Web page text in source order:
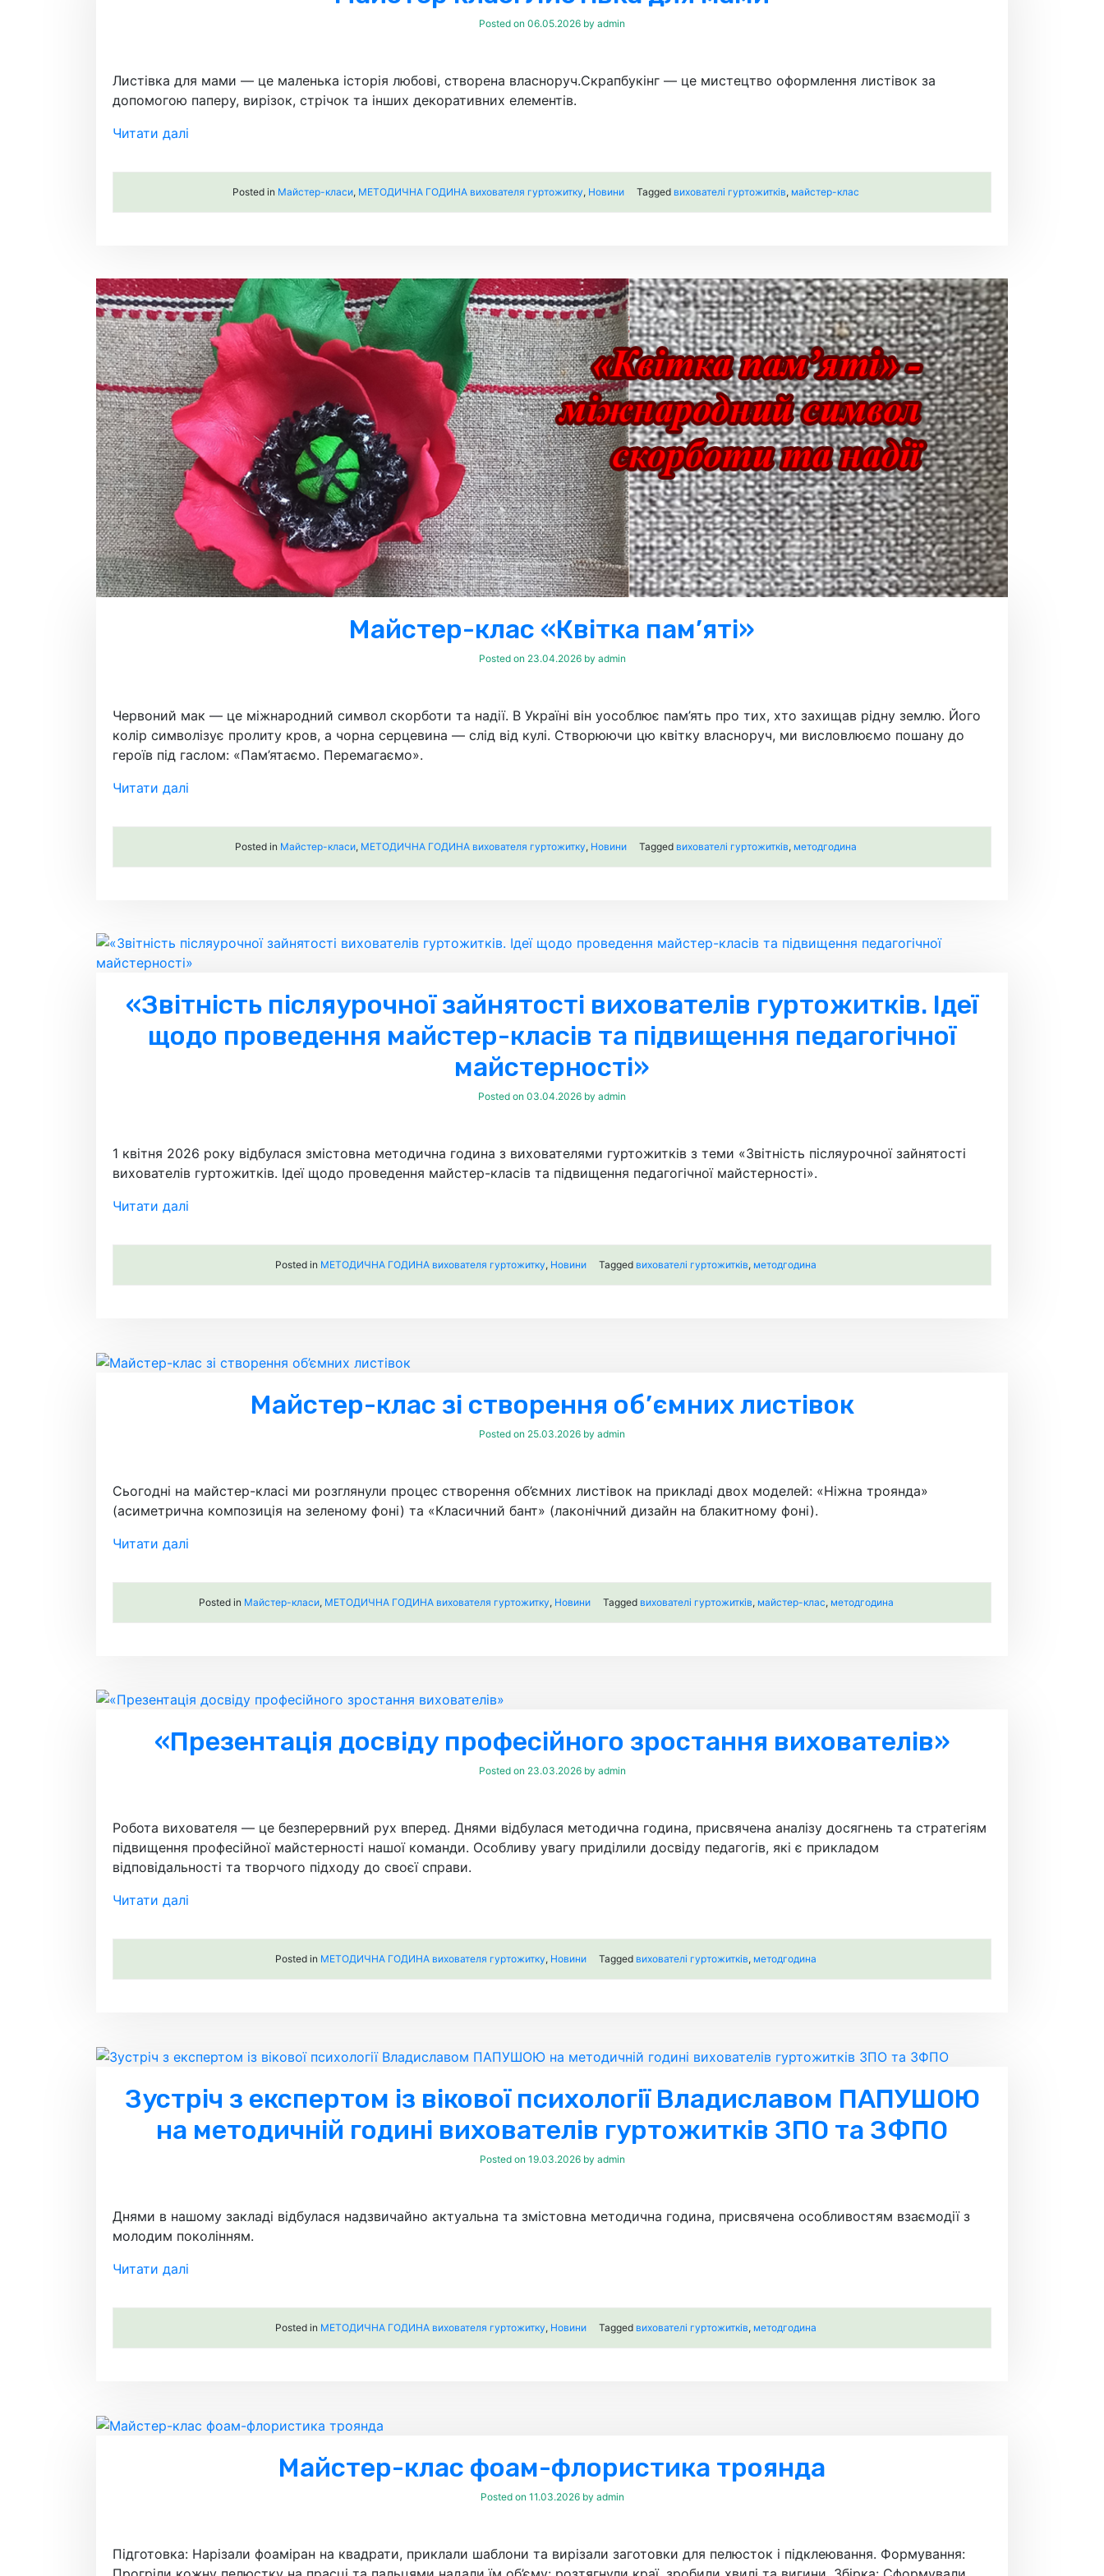
Posted on 06.05.2026 by admin
Листівка для мами — це маленька історія любові, створена власноруч.Скрапбукінг — це мистецтво оформлення листівок за
допомогою паперу, вирізок, стрічок та інших декоративних елементів.
Читати далі
Posted in Майстер-класи, МЕТОДИЧНА ГОДИНА вихователя гуртожитку, Новини Tagged вихователі гуртожитків, майстер-клас
Майстер-клас «Квітка пам’яті»
Posted on 23.04.2026by admin
Червоний мак — це міжнародний символ скорботи та надії. В Україні він уособлює пам’ять про тих, хто захищав рідну землю. Його
колір символізує пролиту кров, а чорна серцевина — слід від кулі. Створюючи цю квітку власноруч, ми висловлюємо пошану до
героїв під гаслом: «Пам’ятаємо. Перемагаємо».
Читати далі
Posted in Майстер-класи, МЕТОДИЧНА ГОДИНА вихователя гуртожитку, Новини Tagged вихователі гуртожитків, методгодина
«Звітність післяурочної зайнятості вихователів гуртожитків. Ідеї
щодо проведення майстер-класів та підвищення педагогічної
майстерності»
Posted on 03.04.2026 by admin
1 квітня 2026 року відбулася змістовна методична година з вихователями гуртожитків з теми «Звітність післяурочної зайнятості
вихователів гуртожитків. Ідеї щодо проведення майстер-класів та підвищення педагогічної майстерності».
Читати далі
Posted in МЕТОДИЧНА ГОДИНА вихователя гуртожитку, Новини Tagged вихователі гуртожитків, методгодина
Майстер-клас зі створення об’ємних листівок
Posted on 25.03.2026 by admin
Сьогодні на майстер-класі ми розглянули процес створення об’ємних листівок на прикладі двох моделей: «Ніжна троянда»
(асиметрична композиція на зеленому фоні) та «Класичний бант» (лаконічний дизайн на блакитному фоні).
Читати далі
Posted in Майстер-класи, МЕТОДИЧНА ГОДИНА вихователя гуртожитку, Новини Tagged вихователі гуртожитків, майстер-клас, методгодина
«Презентація досвіду професійного зростання вихователів»
Posted on 23.03.2026by admin
Робота вихователя — це безперервний рух вперед. Днями відбулася методична година, присвячена аналізу досягнень та стратегіям
підвищення професійної майстерності нашої команди. Особливу увагу приділили досвіду педагогів, які є прикладом
відповідальності та творчого підходу до своєї справи.
Читати далі
Posted in МЕТОДИЧНА ГОДИНА вихователя гуртожитку, Новини Tagged вихователі гуртожитків, методгодина
Зустріч з експертом із вікової психології Владиславом ПАПУШОЮ
на методичній годині вихователів гуртожитків ЗПО та ЗФПО
Posted on 19.03.2026by admin
Днями в нашому закладі відбулася надзвичайно актуальна та змістовна методична година, присвячена особливостям взаємодії з
молодим поколінням.
Читати далі
Posted in МЕТОДИЧНА ГОДИНА вихователя гуртожитку, Новини Tagged вихователі гуртожитків, методгодина
Майстер-клас фоам-флористика троянда
Posted on 11.03.2026by admin
Підготовка: Нарізали фоаміран на квадрати, приклали шаблони та вирізали заготовки для пелюсток і підклеювання. Формування: